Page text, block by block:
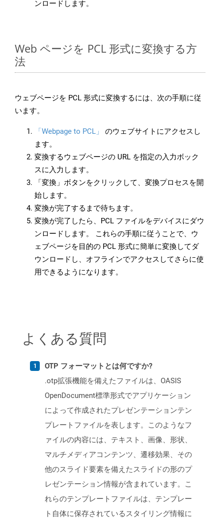
ンロードします。
Web ページを PCL 形式に変換する方
法
ウェブページを PCL 形式に変換するには、次の手順に従
います。
「Webpage to PCL」
のウェブサイトにアクセスし
ます。
変換するウェブページの URL を指定の入力ボック
スに入力します。
「変換」ボタンをクリックして、変換プロセスを開
始します。
変換が完了するまで待ちます。
変換が完了したら、PCL ファイルをデバイスにダウ
ンロードします。 これらの手順に従うことで、ウ
ェブページを目的の PCL 形式に簡単に変換してダ
ウンロードし、オフラインでアクセスしてさらに使
用できるようになります。
よくある質問
OTP フォーマットとは何ですか?
.otp拡張機能を備えたファイルは、OASIS
OpenDocument標準形式でアプリケーション
によって作成されたプレゼンテーションテン
プレートファイルを表します。このようなフ
ァイルの内容には、テキスト、画像、形状、
マルチメディアコンテンツ、遷移効果、その
他のスライド要素を備えたスライドの形のプ
レゼンテーション情報が含まれています。こ
れらのテンプレートファイルは、テンプレー
ト自体に保存されているスタイリング情報に